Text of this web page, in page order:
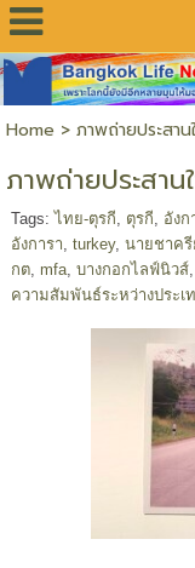
Home > ภาพถ่ายประสา
ภาพถ่ายประสา
Tags:ไทย-ตุรกี ตุรกี อังก
อังการา turkey, นายชาครี
กต, mfa, บางกอกไลฟ์นิวส์,
ความสัมพันธ์ระหว่างประเ